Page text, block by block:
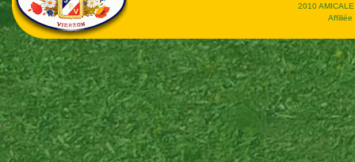
2010
Affiliée